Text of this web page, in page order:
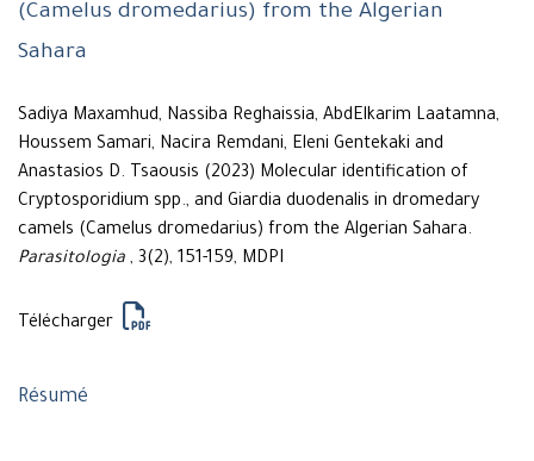
(Camelus dromedarius) from the Algerian
Sahara
Sadiya Maxamhud, Nassiba Reghaissia, AbdElkarim Laatamna,
Houssem Samari, Nacira Remdani, Eleni Gentekaki and
Anastasios D. Tsaousis (2023) Molecular identification of
Cryptosporidium spp., and Giardia duodenalis in dromedary
camels (Camelus dromedarius) from the Algerian Sahara.
Parasitologia , 3(2), 151-159, MDPI
Télécharger
Résumé